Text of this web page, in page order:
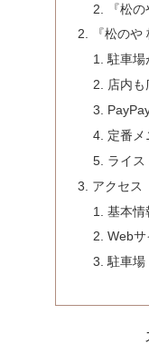
『松
『松の
駐車場
店内も
定番メ
ライス
アクセス
基本情
Webサ
駐車場